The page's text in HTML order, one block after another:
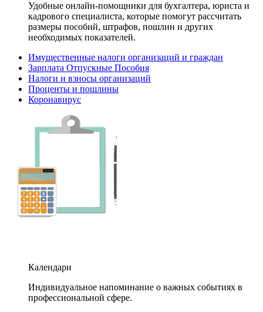
Удобные онлайн-помощники для бухгалтера, юриста и
кадрового специалиста, которые помогут рассчитать
размеры пособий, штрафов, пошлин и других
необходимых показателей.
Имущественные налоги организаций и граждан
Зарплата Отпускные Пособия
Налоги и взносы организаций
Проценты и пошлины
Коронавирус
Календари
Индивидуальное напоминание о важных событиях в
профессиональной сфере.